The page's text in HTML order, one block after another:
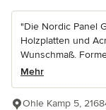
"Die Nordic Panel
Holzplatten und
Wunschmaß.
Mehr
Ohle Kamp 5,